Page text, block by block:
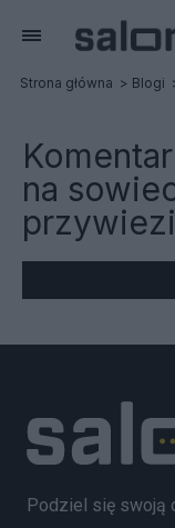
Strona główna Blogi
na
Podziel się swoją